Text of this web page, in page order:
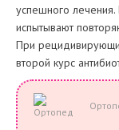
успешного лечения.
испытывают
При
второй курс